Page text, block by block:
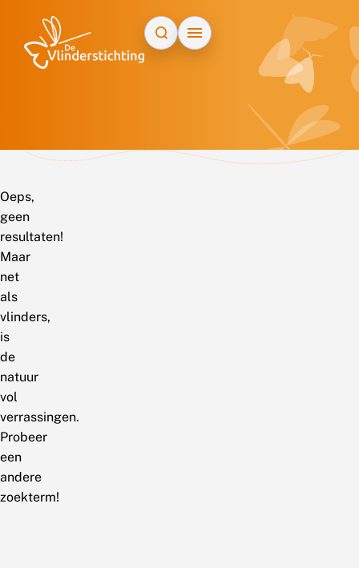
Oeps,
geen
resultaten!
Maar
net
als
vlinders,
is
de
natuur
vol
verrassingen.
Probeer
een
andere
zoekterm!